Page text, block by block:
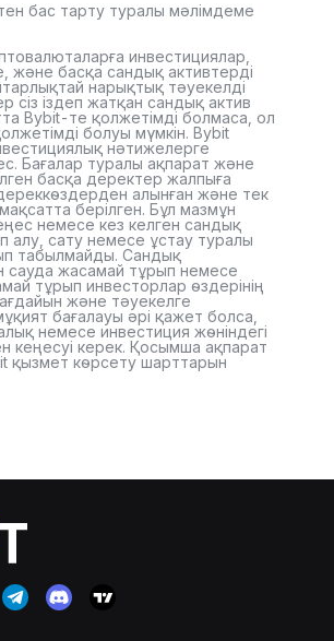
бас тарту туралы мәлімдеме
инвестициялар,
және басқа сандық активтерді
нарықтық тәуекелді
сіз іздеп жатқан сандық актив
Bybit-те қолжетімді болмаса, ол
болуы мүмкін. Bybit
нәтижелерге
Бағалар туралы ақпарат және
басқа деректер жалпыға
алынған және тек
берілген. Бұл мазмұн
немесе кез келген сандық
алу, сату немесе ұстау туралы
табылмайды. Сандық
сауда жасамай тұрып немесе
тұрып инвесторлар өздерінің
және тәуекелге
мұқият бағалауы әрі қажет болса,
немесе инвестиция жөніндегі
кеңесуі керек. Қосымша ақпарат
қызмет көрсету шарттарын